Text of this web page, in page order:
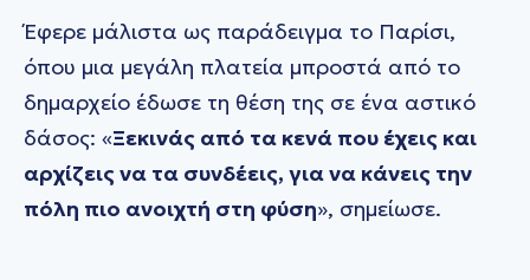
Έφερε μάλιστα ως παράδειγμα το Παρίσι,
όπου μια μεγάλη πλατεία μπροστά από το
δημαρχείο έδωσε τη θέση της σε ένα αστικό
δάσος: «Ξεκινάς από τα κενά που έχεις και
αρχίζεις να τα συνδέεις, για να κάνεις την
πόλη πιο ανοιχτή στη φύση», σημείωσε.